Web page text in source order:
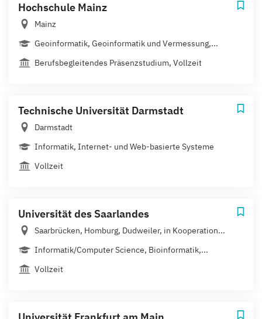
Hochschule Mainz
Mainz
Geoinformatik, Geoinformatik und Vermessung,...
Berufsbegleitendes Präsenzstudium, Vollzeit
Technische Universität Darmstadt
Darmstadt
Informatik, Internet- und Web-basierte Systeme
Vollzeit
Universität des Saarlandes
Saarbrücken, Homburg, Dudweiler, in Kooperation...
Informatik/Computer Science, Bioinformatik,...
Vollzeit